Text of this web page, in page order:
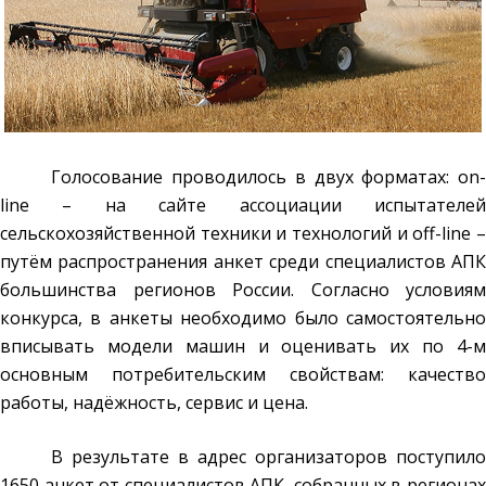
Голосование проводилось в двух форматах: on-
line – на сайте ассоциации испытателей
сельскохозяйственной техники и технологий и off-line –
путём распространения анкет среди специалистов АПК
большинства регионов России. Согласно условиям
конкурса, в анкеты необходимо было самостоятельно
вписывать модели машин и оценивать их по 4-м
основным потребительским свойствам: качество
работы, надёжность, сервис и цена.
В результате в адрес организаторов поступило